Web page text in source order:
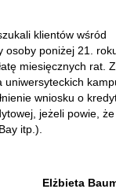
klientów wśród
osoby poniżej 21.
miesięcznych rat.
wniosku o
jeżeli powie,
itp.).
Elżbieta